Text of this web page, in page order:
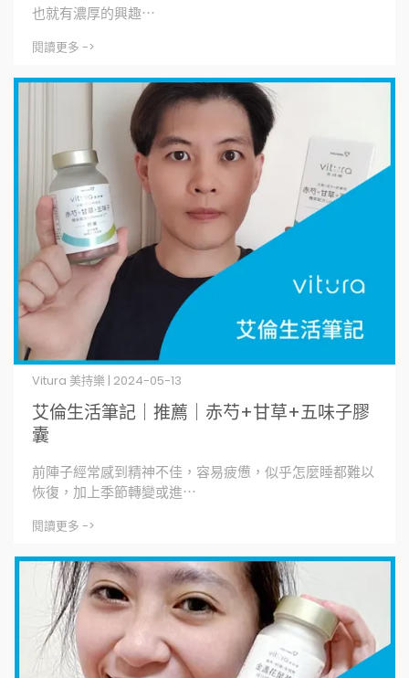
也就有濃厚的興趣⋯
閱讀更多 ->
艾倫生活筆記｜推薦｜赤芍+甘草+五味子膠
囊
Vitura 美持樂 | 2024-05-13
前陣子經常感到精神不佳，容易疲憊，似乎怎麼睡都難以
恢復，加上季節轉變或進⋯
閱讀更多 ->